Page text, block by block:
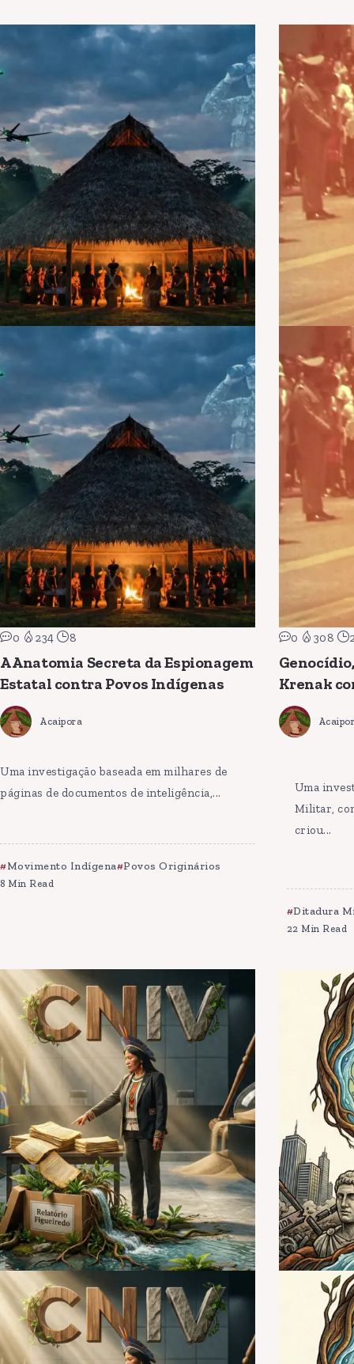
0 234 8
A Anatomia Secreta da Espionagem
Estatal contra Povos Indígenas
Acaipora
Uma investigação baseada em milhares de
páginas de documentos de inteligência,...
Movimento Indígena Povos Originários
8 Min Read
0 308
Krenak
Uma
Militar,
criou...
Ditadura
22 Min Read